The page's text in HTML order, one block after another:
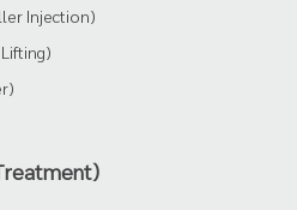
Injection)